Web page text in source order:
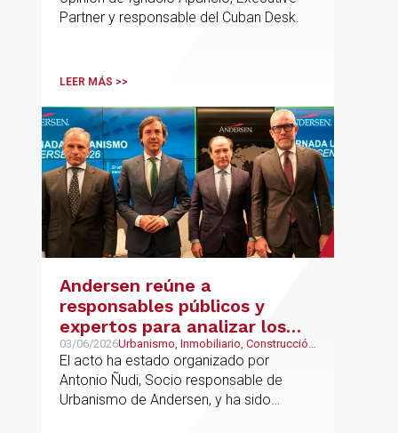
Partner y responsable del Cuban Desk.
LEER MÁS >>
Andersen reúne a
responsables públicos y
expertos para analizar los
retos del urbanismo en
España
03/06/2026Urbanismo, Inmobiliario, Construcción
y Urbanismo
El acto ha estado organizado por
Antonio Ñudi, Socio responsable de
Urbanismo de Andersen, y ha sido